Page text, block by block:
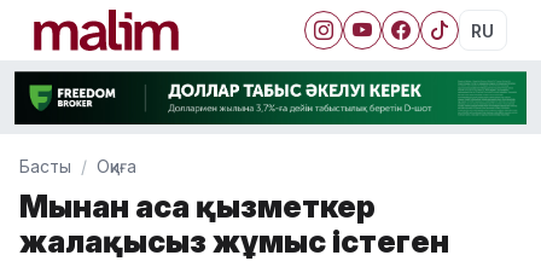
RU
Басты Оқиға
Мыңнан аса қызметкер
жалақысыз жұмыс істеген